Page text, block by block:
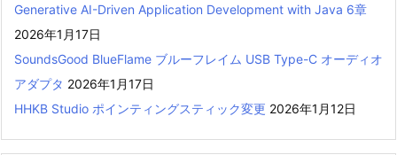
Generative AI-Driven Application Development with Java 6章
2026年1月17日
SoundsGood BlueFlame ブルーフレイム USB Type-C オーディオ
アダプタ 2026年1月17日
HHKB Studio ポインティングスティック変更 2026年1月12日